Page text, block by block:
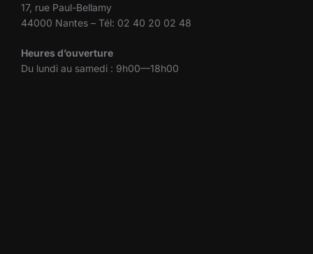
17, rue Paul-Bellamy
44000 Nantes – Tél: 02 40 20 02 48
Heures d’ouverture
Du lundi au samedi : 9h00—18h00